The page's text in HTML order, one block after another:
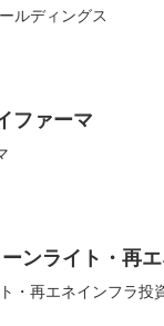
ルディングス
ァーマ
ライト・再エ
再エネインフラ投